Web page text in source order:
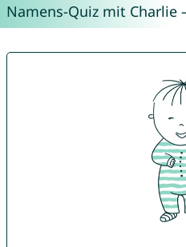
Namens-Quiz mit Charlie